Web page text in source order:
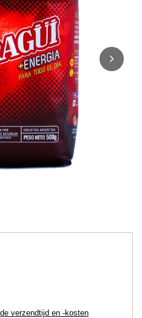
verzendtijd en -kosten